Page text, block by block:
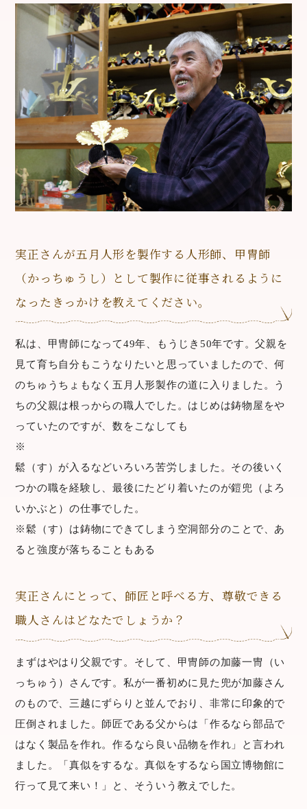
実正さんが五月人形を製作する人形師、甲冑師
（かっちゅうし）として製作に従事されるように
なったきっかけを教えてください。
私は、甲冑師になって49年、もうじき50年です。父親を
見て育ち自分もこうなりたいと思っていましたので、何
のちゅうちょもなく五月人形製作の道に入りました。う
ちの父親は根っからの職人でした。はじめは鋳物屋をや
っていたのですが、数をこなしても
※
鬆（す）が入るなどいろいろ苦労しました。その後いく
つかの職を経験し、最後にたどり着いたのが鎧兜（よろ
いかぶと）の仕事でした。
※鬆（す）は鋳物にできてしまう空洞部分のことで、あ
ると強度が落ちることもある
実正さんにとって、師匠と呼べる方、尊敬できる
職人さんはどなたでしょうか？
まずはやはり父親です。そして、甲冑師の加藤一冑（い
っちゅう）さんです。私が一番初めに見た兜が加藤さん
のもので、三越にずらりと並んでおり、非常に印象的で
圧倒されました。師匠である父からは「作るなら部品で
はなく製品を作れ。作るなら良い品物を作れ」と言われ
ました。「真似をするな。真似をするなら国立博物館に
行って見て来い！」と、そういう教えでした。